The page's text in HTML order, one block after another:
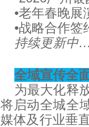
•老年春晚展
•战略合作签
持续更新
全域宣传全
为最大化释
将启动全城全
媒体及行业垂